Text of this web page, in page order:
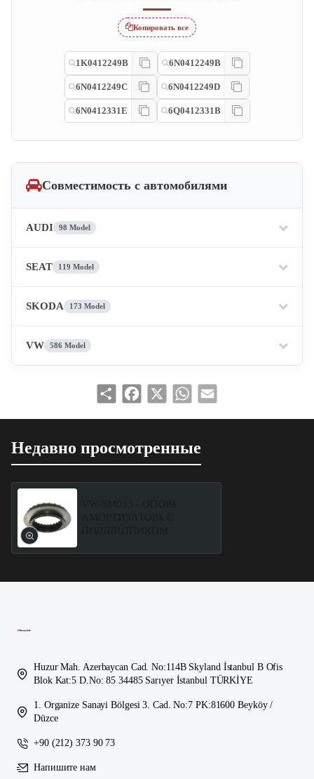
Копировать все
1K0412249B 6N0412249B
6N0412249C 6N0412249D
6N0412331E 6Q0412331B
Совместимость с автомобилями
AUDI 98 Model
SEAT 119 Model
SKODA 173 Model
VW 586 Model
Share Facebook WhatsApp
Недавно просмотренные
Huzur Mah. Azerbaycan Cad. No:114B Skyland İstanbul B Ofis
Blok Kat:5 D.No: 85 34485 Sarıyer İstanbul TÜRKİYE
1. Organize Sanayi Bölgesi 3. Cad. No:7 PK:81600 Beyköy /
Düzce
+90 (212) 373 90 73
Напишите нам